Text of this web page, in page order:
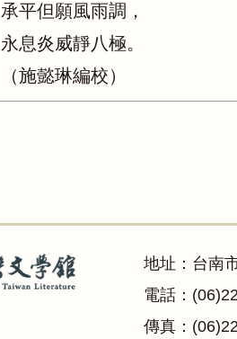
承平但願風雨調，
永息炎威靜八極。
（施懿琳編校）
地址：台南
電話：
傳真：